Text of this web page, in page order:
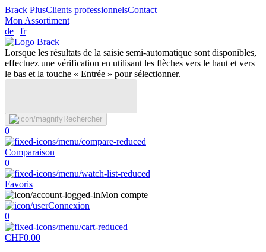
Brack PlusClients professionnelsContact
Mon Assortiment
de | fr
Lorsque les résultats de la saisie semi-automatique sont disponibles,
effectuez une vérification en utilisant les flèches vers le haut et vers
le bas et la touche « Entrée » pour sélectionner.
Rechercher
0
Comparaison
0
Favoris
Mon compte
Connexion
0
CHF0.00